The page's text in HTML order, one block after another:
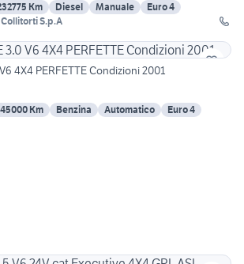
Km Diesel Manuale
Euro 4
S.p.A
4X4 PERFETTE Condizioni 2001
Km Benzina Automatico Euro 4